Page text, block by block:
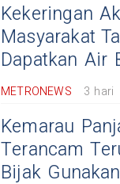
Kekeringan
Masyarakat
Dapatkan Air
METRONEWS 3 hari
Kemarau
Terancam
Bijak